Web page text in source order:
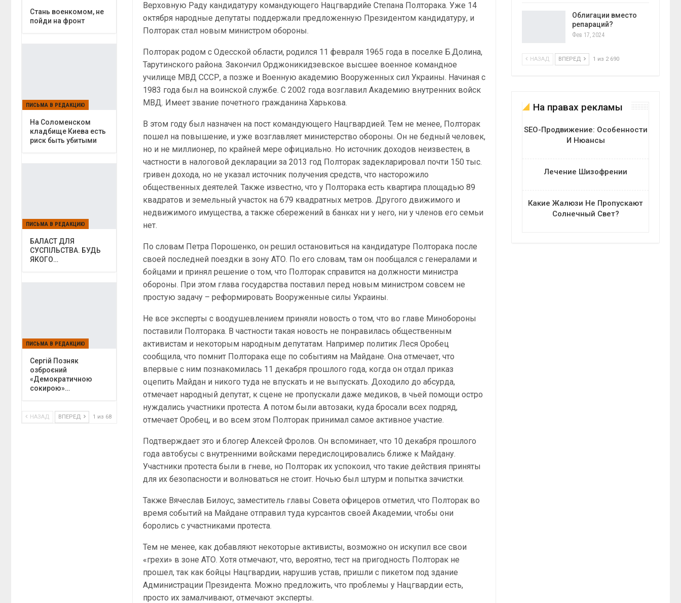
Верховную Раду кандидатуру командующего Нацгвардийе Степана Полторака. Уже 14
октября народные депутаты поддержали предложенную Президентом кандидатуру, и
Полторак стал новым министром обороны.
Полторак родом с Одесской области, родился 11 февраля 1965 года в поселке Б.Долина,
Тарутинского района. Закончил Орджоникидзевское высшее военное командное
училище МВД СССР, а позже и Военную академию Вооруженных сил Украины. Начиная с
1983 года был на воинской службе. С 2002 года возглавил Академию внутренних войск
МВД. Имеет звание почетного гражданина Харькова.
В этом году был назначен на пост командующего Нацгвардией. Тем не менее, Полторак
пошел на повышение, и уже возглавляет министерство обороны. Он не бедный человек,
но и не миллионер, по крайней мере официально. Но источник доходов неизвестен, в
частности в налоговой декларации за 2013 год Полторак задекларировал почти 150 тыс.
гривен дохода, но не указал источник получения средств, что насторожило
общественных деятелей. Также известно, что у Полторака есть квартира площадью 89
квадратов и земельный участок на 679 квадратных метров. Другого движимого и
недвижимого имущества, а также сбережений в банках ни у него, ни у членов его семьи
нет.
По словам Петра Порошенко, он решил остановиться на кандидатуре Полторака после
своей последней поездки в зону АТО. По его словам, там он пообщался с генералами и
бойцами и принял решение о том, что Полторак справится на должности министра
обороны. При этом глава государства поставил перед новым министром совсем не
простую задачу – реформировать Вооруженные силы Украины.
Не все эксперты с воодушевлением приняли новость о том, что во главе Минобороны
поставили Полторака. В частности такая новость не понравилась общественным
активистам и некоторым народным депутатам. Например политик Леся Оробец
сообщила, что помнит Полторака еще по событиям на Майдане. Она отмечает, что
впервые с ним познакомилась 11 декабря прошлого года, когда он отдал приказ
оцепить Майдан и никого туда не впускать и не выпускать. Доходило до абсурда,
отмечает народный депутат, к сцене не пропускали даже медиков, в чьей помощи остро
нуждались участники протеста. А потом были автозаки, куда бросали всех подряд,
отмечает Оробец, и во всем этом Полторак принимал самое активное участие.
Подтверждает это и блогер Алексей Фролов. Он вспоминает, что 10 декабря прошлого
года автобусы с внутренними войсками передислоцировались ближе к Майдану.
Участники протеста были в гневе, но Полторак их успокоил, что такие действия приняты
для их безопасности и волноваться не стоит. Ночью был штурм и попытка зачистки.
Также Вячеслав Билоус, заместитель главы Совета офицеров отметил, что Полторак во
время событий на Майдане отправил туда курсантов своей Академии, чтобы они
боролись с участниками протеста.
Тем не менее, как добавляют некоторые активисты, возможно он искупил все свои
«грехи» в зоне АТО. Хотя отмечают, что, вероятно, тест на пригодность Полторак не
прошел, так как бойцы Нацгвардии, нарушив устав, пришли с пикетом под здание
Администрации Президента. Можно предложить, что проблемы у Нацгвардии есть,
просто их замалчивают, отмечают эксперты.
Облигации вместо
репараций?
Фев 17, 2024
НАЗАД ВПЕРЕД 1 из 2 690
На правах рекламы
SEO-Продвижение: Особенности
И Нюансы
Лечение Шизофрении
Какие Жалюзи Не Пропускают
Солнечный Свет?
Cтань военкомом, не
пойди на фронт
ПИСЬМА В РЕДАКЦИЮ
На Соломенском
кладбище Киева есть
риск быть убитыми
ПИСЬМА В РЕДАКЦИЮ
БАЛАСТ ДЛЯ
СУСПІЛЬСТВА. БУДЬ
ЯКОГО…
ПИСЬМА В РЕДАКЦИЮ
Сергій Позняк
озброєний
«Демократичною
сокирою»…
НАЗАД ВПЕРЕД 1 из 68